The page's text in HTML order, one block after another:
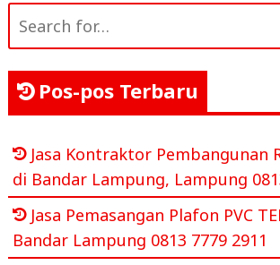
for:
Pos-pos Terbaru
Jasa Kontraktor Pembangunan
di Bandar Lampung, Lampung
Jasa Pemasangan Plafon PVC
Bandar Lampung 0813 7779 2911